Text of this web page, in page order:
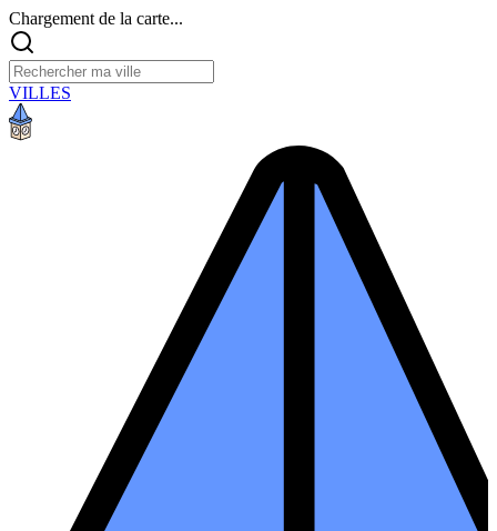
Chargement de la carte...
VILLES